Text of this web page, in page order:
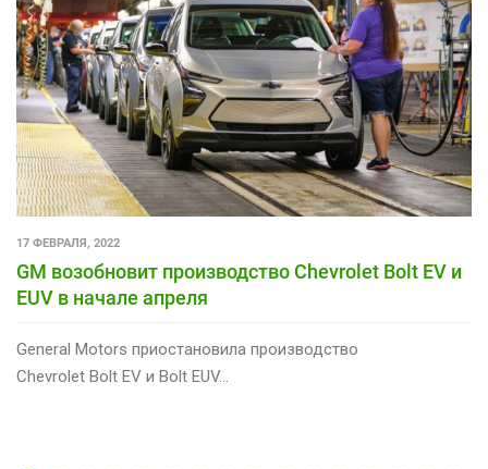
17 ФЕВРАЛЯ, 2022
GM возобновит производство Chevrolet Bolt EV и
EUV в начале апреля
General Motors приостановила производство
Chevrolet Bolt EV и Bolt EUV…